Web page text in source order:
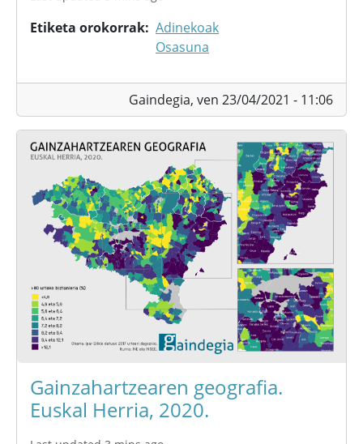
Etiketa orokorrak Adinekoak
Osasuna
Gaindegia, ven 23/04/2021 - 11:06
Gainzahartzearen geografia.
Euskal Herria, 2020.